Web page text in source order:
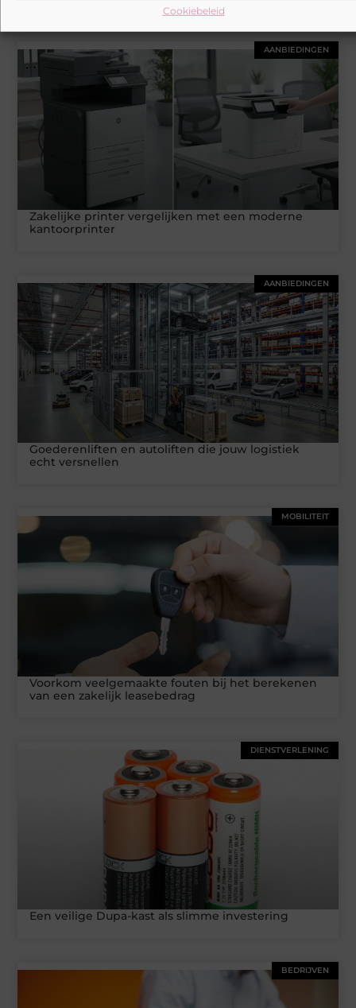
Cookiebeleid
Gerelateerde artikelendie u mogelijk
interesseren
AANBIEDINGEN
Zakelijke printer vergelijken met een moderne
kantoorprinter
AANBIEDINGEN
Goederenliften en autoliften die jouw logistiek
echt versnellen
MOBILITEIT
Voorkom veelgemaakte fouten bij het berekenen
van een zakelijk leasebedrag
DIENSTVERLENING
Een veilige Dupa-kast als slimme investering
BEDRIJVEN